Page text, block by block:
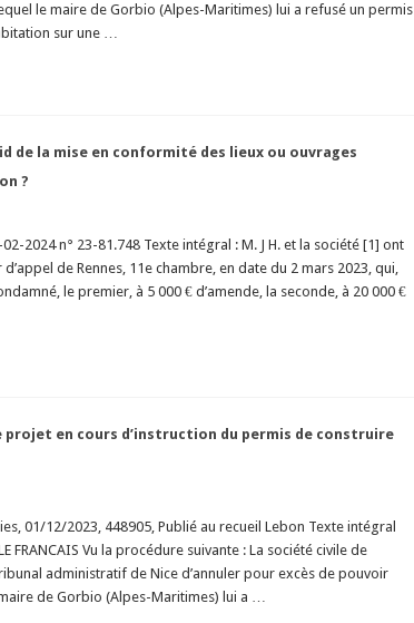
le maire de Gorbio (Alpes-Maritimes) lui a refusé un permis
sur une …
de la mise en conformité des lieux ou ouvrages
?
2024 n° 23-81.748 Texte intégral : M. J H. et la société [1] ont
de Rennes, 11e chambre, en date du 2 mars 2023, qui,
le premier, à 5 000 € d’amende, la seconde, à 20 000 €
en cours d’instruction du permis de construire
01/12/2023, 448905, Publié au recueil Lebon Texte intégral
FRANCAIS Vu la procédure suivante : La société civile de
administratif de Nice d’annuler pour excès de pouvoir
de Gorbio (Alpes-Maritimes) lui a …